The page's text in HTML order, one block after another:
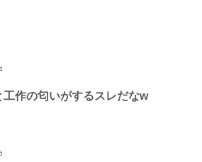
工作の匂いがするスレだなw